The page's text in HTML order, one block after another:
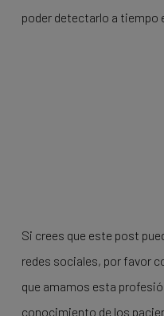
poder detectarlo a tiempo
Si crees que este post
redes sociales, por favor
que amamos esta
conocimiento de los